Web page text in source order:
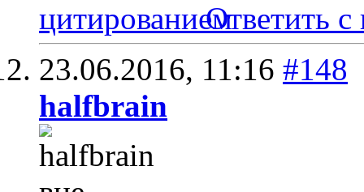
Ответить с
23.06.2016, 11:16 #148
halfbrain